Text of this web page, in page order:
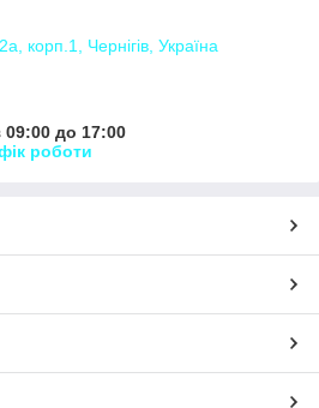
корп.1, Чернігів, Україна
09:00 до 17:00
роботи